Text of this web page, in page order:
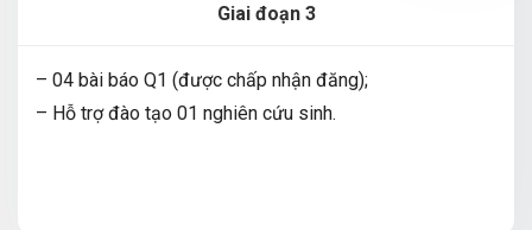
Giai đoạn 3
– 04 bài báo Q1 (được chấp nhận đăng);
– Hỗ trợ đào tạo 01 nghiên cứu sinh.